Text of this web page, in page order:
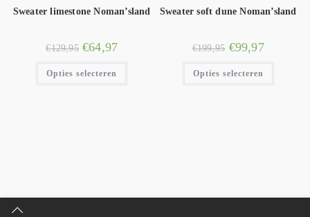
Sweater limestone Noman’sland
€129,95 €64,97
Opties selecteren
Sweater soft dune Noman’sland
€199,95 €99,97
Opties selecteren